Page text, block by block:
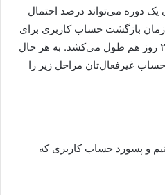
دوره می‌تواند درصد احتمال
بازگشت حساب کاربری برای
بعضی‌ها ۳ روز و برای برخی تا ۲۰ روز هم طول می‌کشد. به هر حال
غیرفعال‌تان مراحل زیر را
و پسورد حساب کاربری که